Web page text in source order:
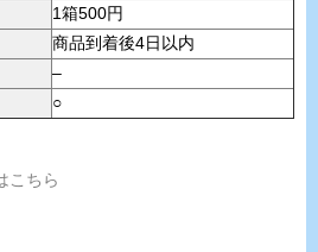
1箱500円
商品到着後4日以内
–
○
こちら